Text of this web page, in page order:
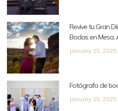
Revive tu Gran
Bodas en Mesa,
January 15, 2025
Fotógrafo de
January 15, 2025